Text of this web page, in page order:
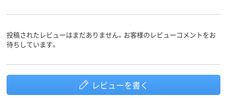
投稿されたレビューはまだありません。お客様のレビューコメントをお
待ちしています。
レビューを書く